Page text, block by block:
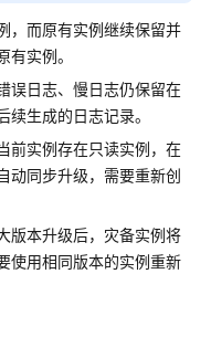
，而原有实例继续保留并
实例。
误日志、慢日志仍保留在
生成的日志记录。
前实例存在只读实例，在
动同步升级，需要重新创
版本升级后，灾备实例将
使用相同版本的实例重新